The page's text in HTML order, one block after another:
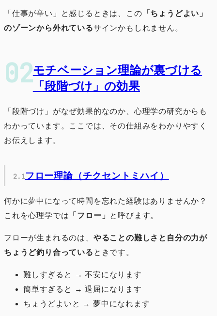
「仕事が辛い」と感じるときは、この 「ちょうどよい」
のゾーンから外れているサインかもしれません。
モチベーション理論が裏づける
「段階づけ」の効果
「段階づけ」がなぜ効果的なのか、心理学の研究からも
わかっています。ここでは、その仕組みをわかりやすく
お伝えします。
フロー理論（チクセントミハイ）
何かに夢中になって時間を忘れた経験はありませんか？
これを心理学では 「フロー」 と呼びます。
フローが生まれるのは、 やることの難しさと自分の力が
ちょうど釣り合っている ときです。
難しすぎると → 不安になります
簡単すぎると → 退屈になります
ちょうどよいと → 夢中になれます